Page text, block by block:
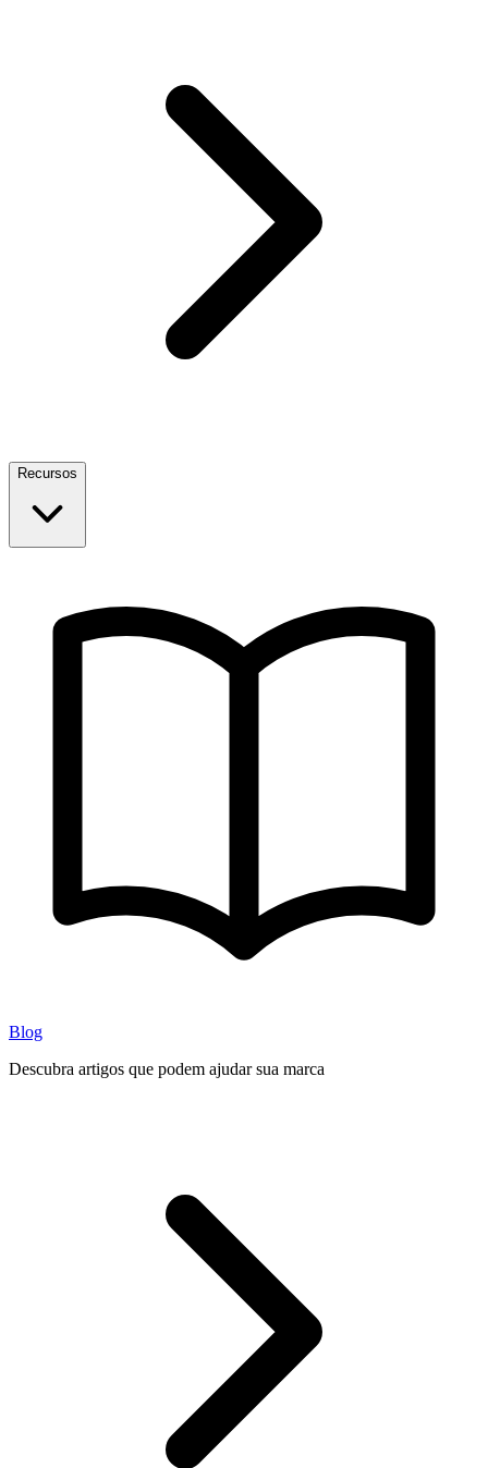
Recursos
Blog
Descubra artigos que podem ajudar sua marca